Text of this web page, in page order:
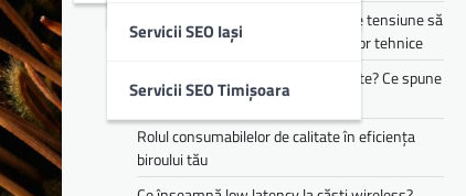
Servicii SEO Iași
Servicii SEO Timișoara
Cum te pot ajuta stabilizatoarele de tensiune să
reduci riscurile asociate defecțiunilor tehnice
Copilul tău mănâncă doar 3 alimente? Ce spune
asta despre dezvoltarea lui
Rolul consumabilelor de calitate în eficiența
biroului tău